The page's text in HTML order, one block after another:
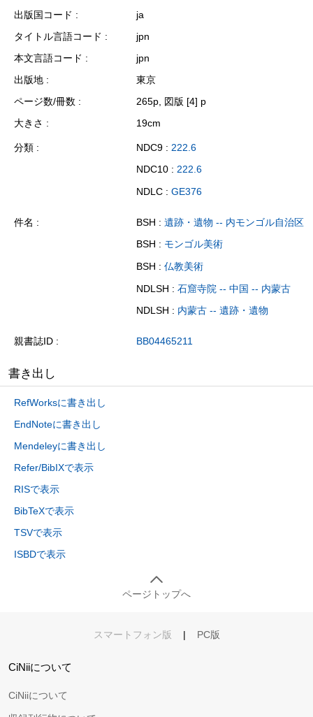
出版国コード
ja
タイトル言語コード
jpn
本文言語コード
jpn
出版地
東京
ページ数/冊数
265p, 図版 [4] p
大きさ
19cm
分類 NDC9 : 222.6
NDC10 : 222.6
NDLC : GE376
件名 BSH : 遺跡・遺物 -- 内モンゴル自治区
BSH : モンゴル美術
BSH : 仏教美術
NDLSH : 石窟寺院 -- 中国 -- 内蒙古
NDLSH : 内蒙古 -- 遺跡・遺物
親書誌ID BB04465211
書き出し
RefWorksに書き出し
EndNoteに書き出し
Mendeleyに書き出し
Refer/BibIXで表示
RISで表示
BibTeXで表示
TSVで表示
ISBDで表示
ページトップへ
スマートフォン版 | PC版
CiNiiについて
CiNiiについて